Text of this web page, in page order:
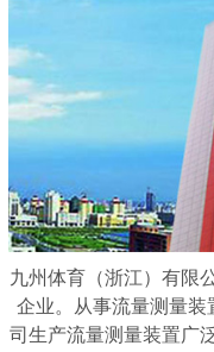
九州体育（浙江）有限
企业。从事流量测量装
司生产流量测量装置广